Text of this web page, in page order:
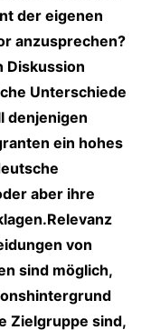
der eigenen
anzusprechen?
Diskussion
Unterschiede
denjenigen
ein hohes
aber ihre
von
sind möglich,
Zielgruppe sind,